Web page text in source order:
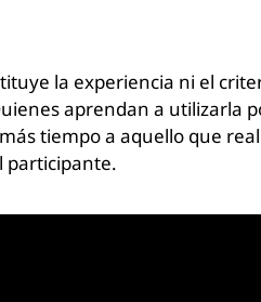
la experiencia ni el
aprendan a utilizarla
tiempo a aquello que
participante.